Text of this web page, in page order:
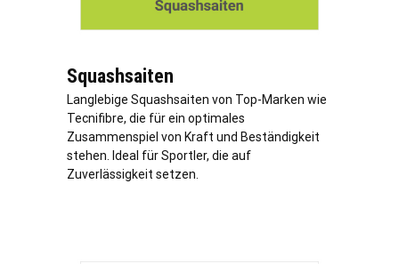
Squashsaiten
Langlebige Squashsaiten von Top-Marken wie
Tecnifibre, die für ein optimales
Zusammenspiel von Kraft und Beständigkeit
stehen. Ideal für Sportler, die auf
Zuverlässigkeit setzen.